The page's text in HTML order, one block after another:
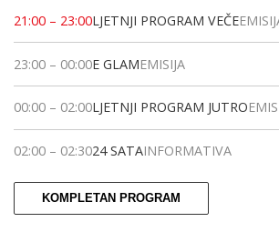
21:00 – 23:00LJETNJI PROGRAM VEČE
23:00 – 00:00E GLAMEMISIJA
00:00 – 02:00LJETNJI PROGRAM JUTRO
02:00 – 02:3024 SATAINFORMATIVA
KOMPLETAN PROGRAM